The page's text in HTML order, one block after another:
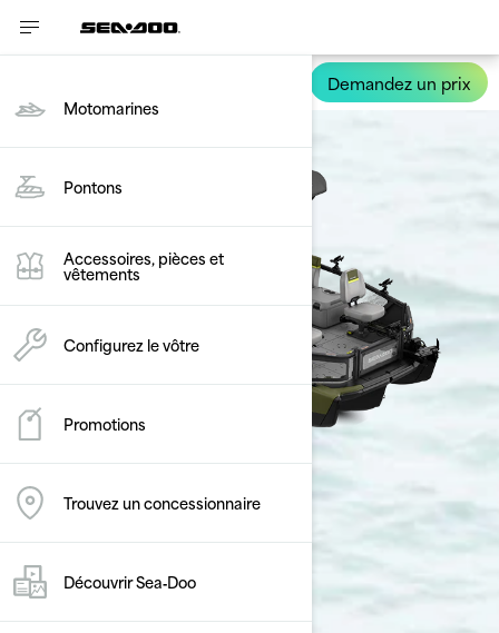
Motomarines
Pontons
Accessoires, pièces et
vêtements
Configurez le vôtre
Promotions
Trouvez un concessionnaire
Découvrir Sea‑Doo
Demandez un prix
0/3 sélectionnés